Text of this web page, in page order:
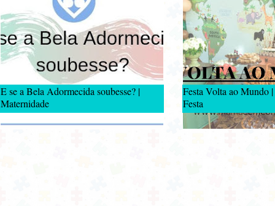
E se a Bela Adormecida soubesse? |
Maternidade
Festa Volta ao Mundo
Festa